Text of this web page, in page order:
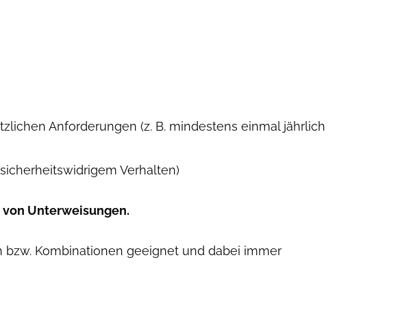
Anforderungen (z. B. mindestens einmal jährlich
Verhalten)
Unterweisungen.
Kombinationen geeignet und dabei immer